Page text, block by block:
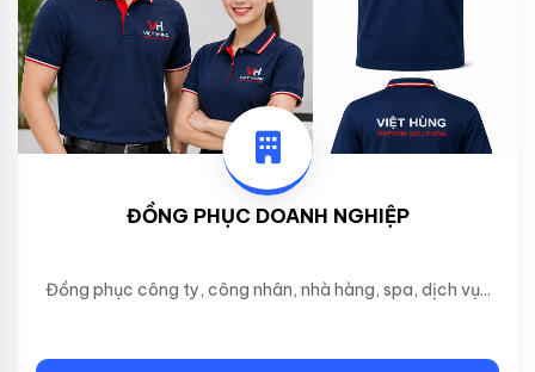
ĐỒNG PHỤC DOANH NGHIỆP
Đồng phục công ty, công nhân, nhà hàng, spa, dịch vụ...